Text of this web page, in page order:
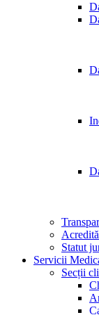
Statut
Servicii
Secții